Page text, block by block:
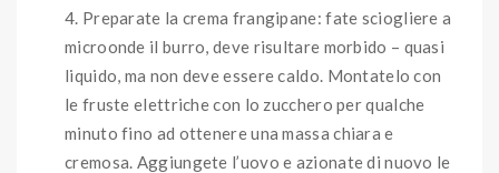
Preparate la crema frangipane: fate sciogliere a
microonde il burro, deve risultare morbido – quasi
liquido, ma non deve essere caldo. Montatelo con
le fruste elettriche con lo zucchero per qualche
minuto fino ad ottenere una massa chiara e
cremosa. Aggiungete l’uovo e azionate di nuovo le